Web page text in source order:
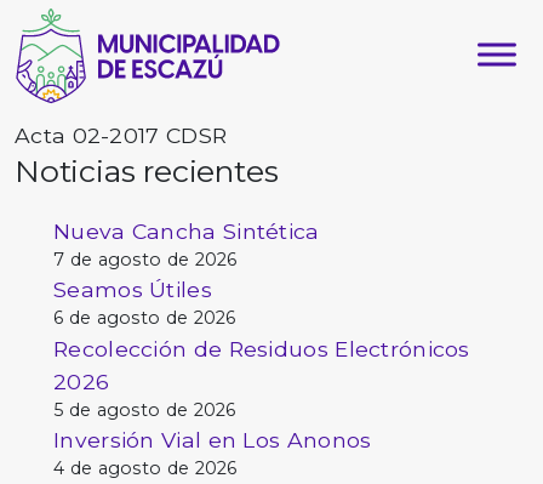
Acta 02-2017 CDSR
Noticias recientes
Nueva Cancha Sintética
7 de agosto de 2026
Seamos Útiles
6 de agosto de 2026
Recolección de Residuos Electrónicos
2026
5 de agosto de 2026
Inversión Vial en Los Anonos
4 de agosto de 2026